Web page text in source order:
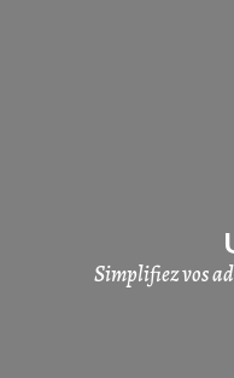
Simplifiez vos